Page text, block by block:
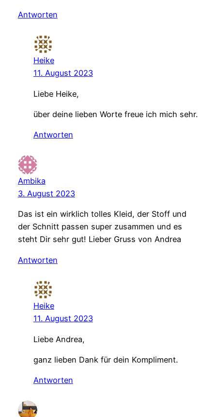
Antworten
Heike
11. August 2023
Liebe Heike,
über deine lieben Worte freue ich mich sehr.
Antworten
Ambika
3. August 2023
Das ist ein wirklich tolles Kleid, der Stoff und
der Schnitt passen super zusammen und es
steht Dir sehr gut! Lieber Gruss von Andrea
Antworten
Heike
11. August 2023
Liebe Andrea,
ganz lieben Dank für dein Kompliment.
Antworten